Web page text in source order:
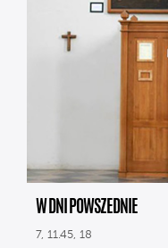
W DNI POWSZEDNIE
7, 11.45, 18